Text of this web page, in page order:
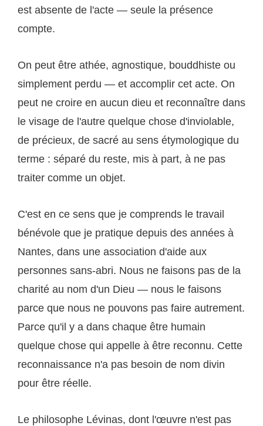
est absente de l'acte — seule la présence
compte.
On peut être athée, agnostique, bouddhiste ou
simplement perdu — et accomplir cet acte. On
peut ne croire en aucun dieu et reconnaître dans
le visage de l'autre quelque chose d'inviolable,
de précieux, de sacré au sens étymologique du
terme : séparé du reste, mis à part, à ne pas
traiter comme un objet.
C'est en ce sens que je comprends le travail
bénévole que je pratique depuis des années à
Nantes, dans une association d'aide aux
personnes sans-abri. Nous ne faisons pas de la
charité au nom d'un Dieu — nous le faisons
parce que nous ne pouvons pas faire autrement.
Parce qu'il y a dans chaque être humain
quelque chose qui appelle à être reconnu. Cette
reconnaissance n'a pas besoin de nom divin
pour être réelle.
Le philosophe Lévinas, dont l'œuvre n'est pas